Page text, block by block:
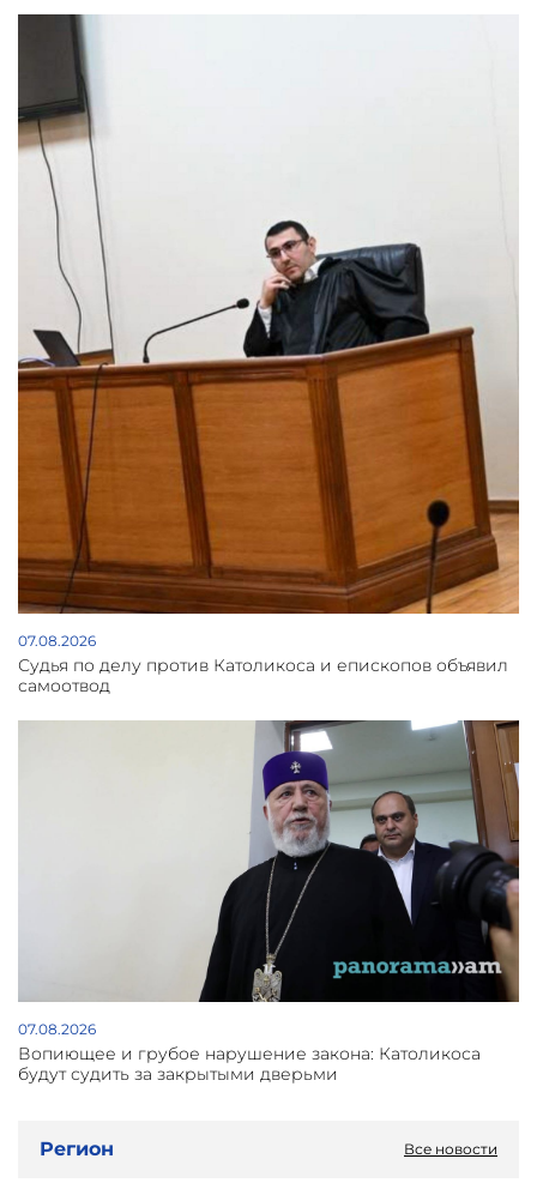
07.08.2026
Судья по делу против Католикоса и епископов объявил
самоотвод
07.08.2026
Вопиющее и грубое нарушение закона: Католикоса
будут судить за закрытыми дверьми
Регион Все новости